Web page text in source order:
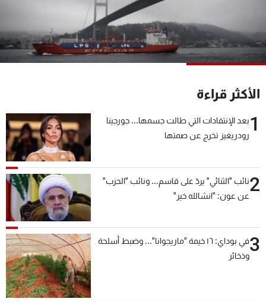
الأكثر قراءة
1بعد الإنتقادات التي طالت جسمها... جورجينا
رودريغيز تخرج عن صمتها
2نائب "الثنائي" يردّ على قاسم... ونائب "الحزب"
عن عون: "انشالله خير"
3
في بوداي: ١٦ خيمة "ماريجوانا"... وضبط أسلحة
وذخائر
البرامج
جدول البرامج
شاهد البرامج
عن MTV
الإنـتـاج
وظائف
شروط الإسـتخدام
سياسة الخصوصية